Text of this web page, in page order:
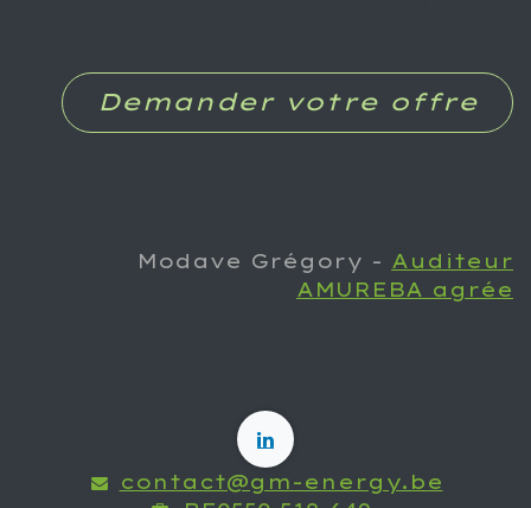
Demander votre offre
Modave Grégory - Auditeur
AMUREBA agrée
contact@gm-energy.be